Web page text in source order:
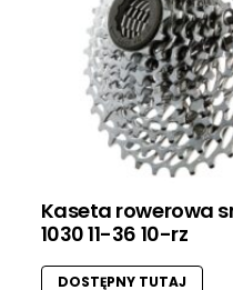
Kaseta rowerowa
1030 11-36 10-rz
DOSTĘPNY TUTAJ